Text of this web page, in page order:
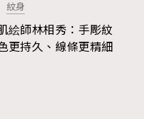
editions: France | Greece
| Spain
紋身
絵師林相秀：手彫紋
更持久、線條更精細